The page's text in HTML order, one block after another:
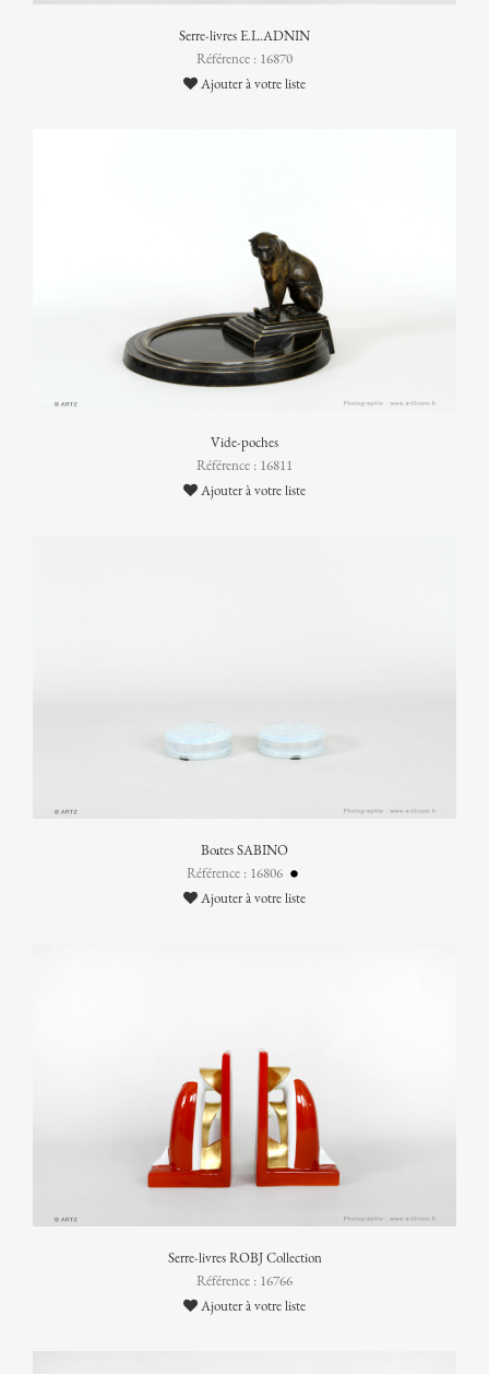
Serre-livres E.L.ADNIN
Référence : 16870
Ajouter à votre liste
Vide-poches
Référence : 16811
Ajouter à votre liste
Boîtes SABINO
Référence : 16806
Ajouter à votre liste
Serre-livres ROBJ Collection
Référence : 16766
Ajouter à votre liste